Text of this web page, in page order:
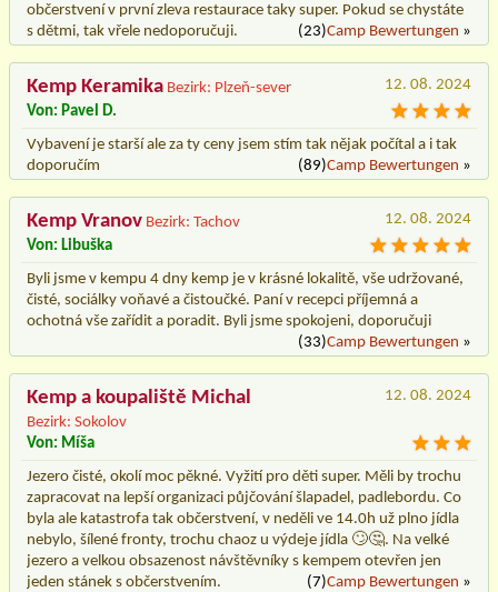
občerstvení v první zleva restaurace taky super. Pokud se chystáte
s dětmi, tak vřele nedoporučuji.
(23)Camp Bewertungen »
Kemp Keramika Bezirk: Plzeň-sever
12. 08. 2024
Von: Pavel D.
Vybavení je starší ale za ty ceny jsem stím tak nějak počítal a i tak
doporučím
(89)Camp Bewertungen »
Kemp Vranov Bezirk: Tachov
12. 08. 2024
Von: Libuška
Byli jsme v kempu 4 dny kemp je v krásné lokalitě, vše udržované,
čisté, sociálky voňavé a čistoučké. Paní v recepci příjemná a
ochotná vše zařídit a poradit. Byli jsme spokojeni, doporučuji
(33)Camp Bewertungen »
Kemp a koupaliště Michal
Bezirk: Sokolov
12. 08. 2024
Von: Míša
Jezero čisté, okolí moc pěkné. Vyžití pro děti super. Měli by trochu
zapracovat na lepší organizaci půjčování šlapadel, padlebordu. Co
byla ale katastrofa tak občerstvení, v neděli ve 14.0h už plno jídla
nebylo, šílené fronty, trochu chaoz u výdeje jídla 🙄🤔. Na velké
jezero a velkou obsazenost návštěvníky s kempem otevřen jen
jeden stánek s občerstvením.
(7)Camp Bewertungen »